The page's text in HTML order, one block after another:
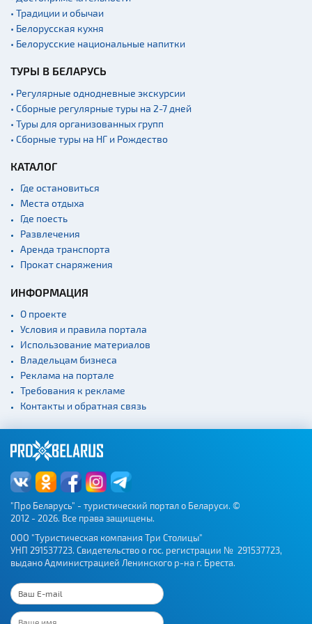
Новости
Спортинг-клубы и тиры
Ратуши
Родовые усадьбы
Садово-парковая
Памятники
Памятники известным
Монастыри
Костелы
Театры
Концертные залы
экскурсий: г. Минск
Спортивные
сооружения
Веломаршруты
Аэропорты
вокзалы
• Традиции и обычаи
• Белорусская кухня
• Белорусские национальные напитки
ТУРЫ В БЕЛАРУСЬ
• Регулярные однодневные экскурсии
• Сборные регулярные туры на 2-7 дней
• Туры для организованных групп
• Сборные туры на НГ и Рождество
КАТАЛОГ
Где остановиться
Места отдыха
Где поесть
Развлечения
Аренда транспорта
Прокат снаряжения
ИНФОРМАЦИЯ
О проекте
Условия и правила портала
Использование материалов
Владельцам бизнеса
Реклама на портале
Требования к рекламе
Контакты и обратная связь
"Про Беларусь" - туристический портал о Беларуси. ©
2012 - 2026. Все права защищены.
ООО "Туристическая компания Три Столицы"
УНП 291537723. Свидетельство о гос. регистрации № 291537723,
выдано Администрацией Ленинского р-на г. Бреста.